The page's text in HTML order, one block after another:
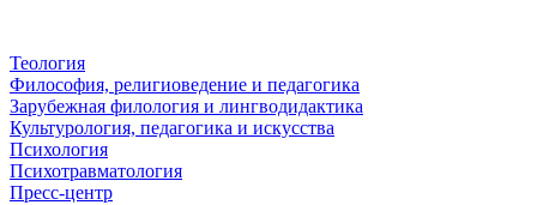
Теология
Философия, религиоведение и педагогика
Зарубежная филология и лингводидактика
Культурология, педагогика и искусства
Психология
Психотравматология
Пресс-центр